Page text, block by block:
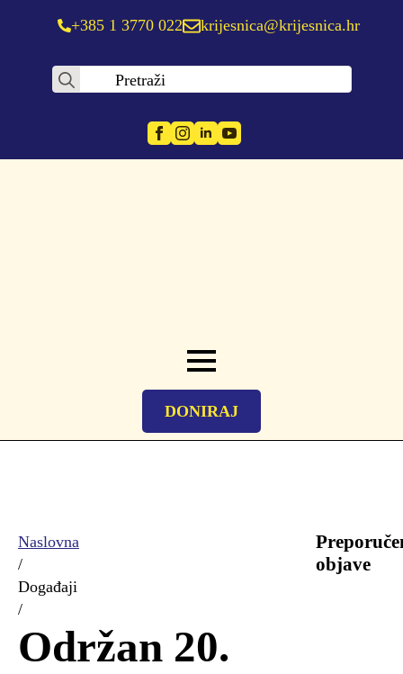
+385 1 3770 022 krijesnica@krijesnica.hr
Search
DONIRAJ
Naslovna
/
Događaji
/
Održan 20.
objave